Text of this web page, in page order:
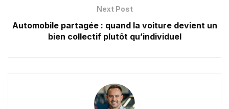
Next Post
Automobile partagée : quand la voiture devient un
bien collectif plutôt qu’individuel